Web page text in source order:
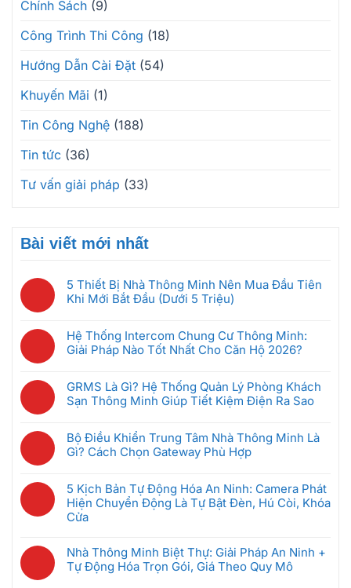
Chính Sách (9)
Công Trình Thi Công (18)
Hướng Dẫn Cài Đặt (54)
Khuyến Mãi (1)
Tin Công Nghệ (188)
Tin tức (36)
Tư vấn giải pháp (33)
Bài viết mới nhất
5 Thiết Bị Nhà Thông Minh Nên Mua Đầu Tiên
Khi Mới Bắt Đầu (Dưới 5 Triệu)
có
bình
luận
5
Thiết
Nhà
Thông
Minh
Mua
Đầu
Tiên
Bắt
Đầu
Hệ Thống Intercom Chung Cư Thông Minh:
Giải Pháp Nào Tốt Nhất Cho Căn Hộ 2026?
có
bình
luận
Hệ
Thống
Chung
Cư
Thông
Minh:
Pháp
Nào
Tốt
GRMS Là Gì? Hệ Thống Quản Lý Phòng Khách
Sạn Thông Minh Giúp Tiết Kiệm Điện Ra Sao
có
bình
luận
GRMS
Là
Gì?
Thống
Quản
Lý
Bộ Điều Khiển Trung Tâm Nhà Thông Minh Là
Gì? Cách Chọn Gateway Phù Hợp
có
bình
luận
ở
Điều
Khiển
5 Kịch Bản Tự Động Hóa An Ninh: Camera Phát
Hiện Chuyển Động Là Tự Bật Đèn, Hú Còi, Khóa
Cửa
có
bình
luận
Nhà Thông Minh Biệt Thự: Giải Pháp An Ninh +
Tự Động Hóa Trọn Gói, Giá Theo Quy Mô